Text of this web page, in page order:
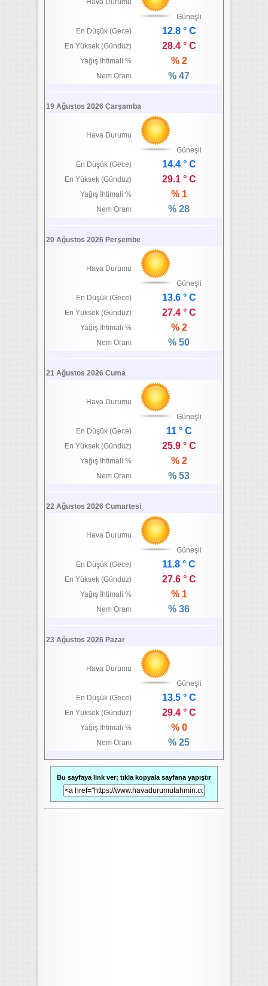
Hava Durumu
Güneşli
En Düşük (Gece)
12.8 ° C
En Yüksek (Gündüz) 28.4 ° C
Yağış İhtimali % % 2
Nem Oranı % 47
19 Ağustos 2026 Çarşamba
Hava Durumu
Güneşli
En Düşük (Gece)
14.4 ° C
En Yüksek (Gündüz) 29.1 ° C
Yağış İhtimali % % 1
Nem Oranı % 28
20 Ağustos 2026 Perşembe
Hava Durumu
Güneşli
En Düşük (Gece)
13.6 ° C
En Yüksek (Gündüz) 27.4 ° C
Yağış İhtimali % % 2
Nem Oranı % 50
21 Ağustos 2026 Cuma
Hava Durumu
Güneşli
En Düşük (Gece)
11 ° C
En Yüksek (Gündüz) 25.9 ° C
Yağış İhtimali % % 2
Nem Oranı % 53
22 Ağustos 2026 Cumartesi
Hava Durumu
Güneşli
En Düşük (Gece)
11.8 ° C
En Yüksek (Gündüz) 27.6 ° C
Yağış İhtimali % % 1
Nem Oranı % 36
23 Ağustos 2026 Pazar
Hava Durumu
Güneşli
En Düşük (Gece)
13.5 ° C
En Yüksek (Gündüz) 29.4 ° C
Yağış İhtimali % % 0
Nem Oranı % 25
Bu sayfaya link ver; tıkla kopyala sayfana yapıştır